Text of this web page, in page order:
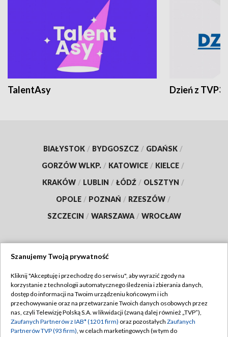
TalentAsy Dzień z TVP3
BIAŁYSTOK / BYDGOSZCZ / GDAŃSK /
GORZÓW WLKP. / KATOWICE / KIELCE /
KRAKÓW / LUBLIN / ŁÓDŹ / OLSZTYN /
OPOLE / POZNAŃ / RZESZÓW /
SZCZECIN / WARSZAWA / WROCŁAW
TVP
Abonament TVP
Emisja w TVP
Regulamin TVP
Polityka prywatności
Szanujemy Twoją prywatność
Kliknij "Akceptuję i przechodzę do serwisu", aby wyrazić zgody na
korzystanie z technologii automatycznego śledzenia i zbierania danych,
dostęp do informacji na Twoim urządzeniu końcowym i ich
przechowywanie oraz na przetwarzanie Twoich danych osobowych przez
nas, czyli Telewizję Polską S.A. w likwidacji (zwaną dalej również „TVP”),
Zaufanych Partnerów z IAB* (1201 firm) oraz pozostałych Zaufanych
Partnerów TVP (93 firm), w celach marketingowych (w tym do